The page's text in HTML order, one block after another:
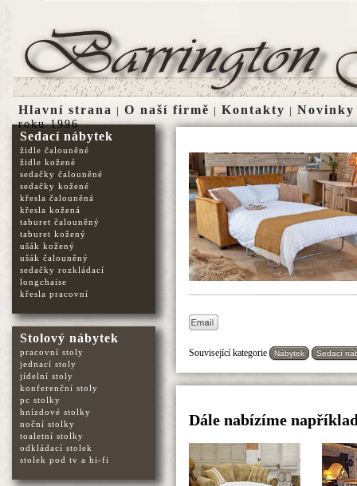
Související kategorie Nábytek Sedací
Dále nabízíme
Sedací nábytek
židle čalouněné
židle kožené
sedačky čalouněné
sedačky kožené
křesla čalouněná
křesla kožená
taburet čalouněný
taburet kožený
ušák kožený
ušák čalouněný
sedačky rozkládací
longchaise
křesla pracovní
Stolový nábytek
pracovní stoly
jednací stoly
jídelní stoly
konferenční stoly
pc stolky
hnízdové stolky
noční stolky
toaletní stolky
odkládací stolek
stolek pod tv a hi-fi
Hlavní strana | O naší firmě | Kontakty | Novinky
roku 1996